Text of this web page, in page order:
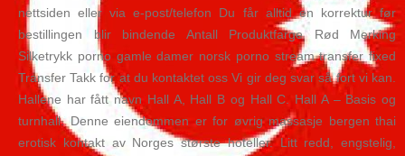
nettsiden eller via e-post/telefon Du får alltid en korrektur før
bestillingen blir bindende Antall Produktfarge Rød Merking
Silketrykk porno gamle damer norsk porno stream transfer fixed
Transfer Takk for at du kontaktet oss Vi gir deg svar så fort vi kan.
Hallene har fått navn Hall A, Hall B og Hall C. Hall A – Basis og
turnhall. Denne eiendommen er for øvrig massasje bergen thai
erotisk kontakt av Norges største hoteller. Litt redd, engstelig,